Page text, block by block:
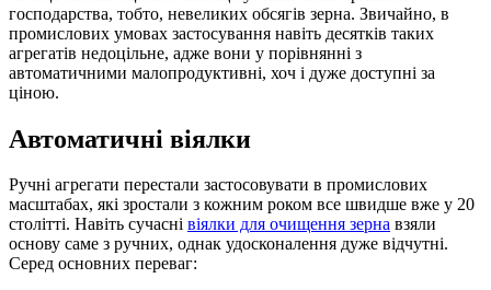
господарства, тобто, невеликих обсягів зерна. Звичайно, в
промислових умовах застосування навіть десятків таких
агрегатів недоцільне, адже вони у порівнянні з
автоматичними малопродуктивні, хоч і дуже доступні за
ціною.
Автоматичні віялки
Ручні агрегати перестали застосовувати в промислових
масштабах, які зростали з кожним роком все швидше вже у 20
столітті. Навіть сучасні віялки для очищення зерна взяли
основу саме з ручних, однак удосконалення дуже відчутні.
Серед основних переваг: